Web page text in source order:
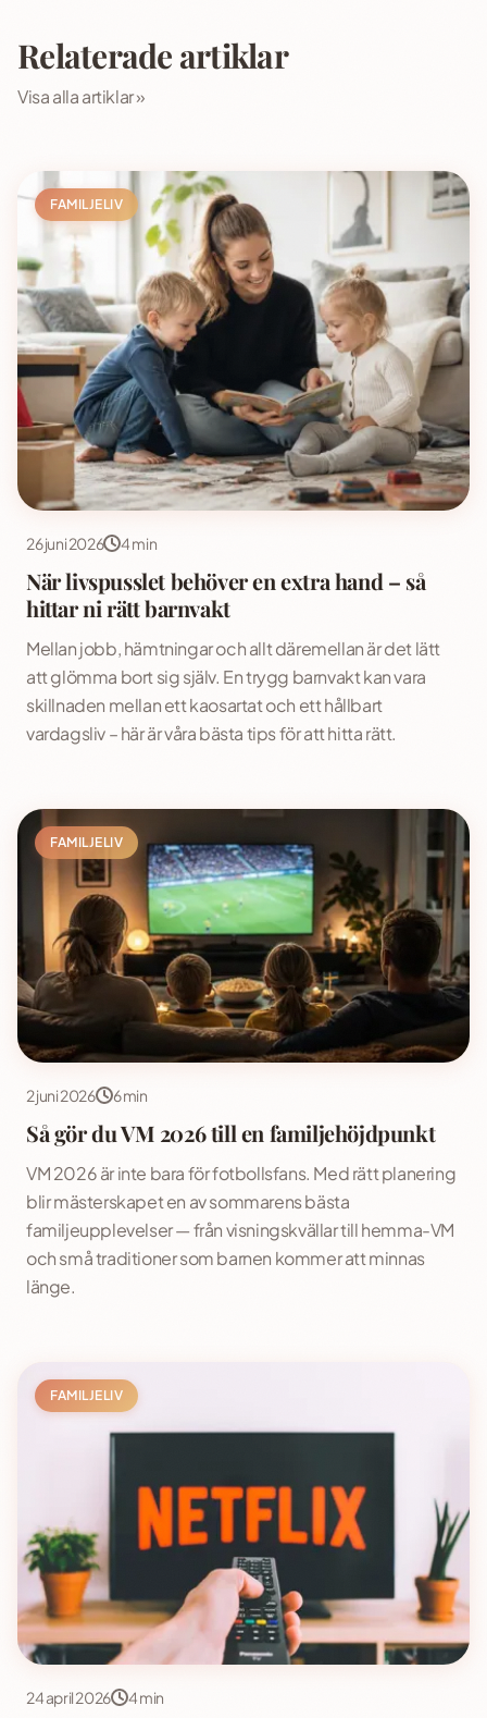
Relaterade artiklar
Visa alla artiklar »
FAMILJELIV
26 juni 2026 4 min
När livspusslet behöver en extra hand – så
hittar ni rätt barnvakt
Mellan jobb, hämtningar och allt däremellan är det lätt
att glömma bort sig själv. En trygg barnvakt kan vara
skillnaden mellan ett kaosartat och ett hållbart
vardagsliv – här är våra bästa tips för att hitta rätt.
FAMILJELIV
2 juni 2026 6 min
Så gör du VM 2026 till en familjehöjdpunkt
VM 2026 är inte bara för fotbollsfans. Med rätt planering
blir mästerskapet en av sommarens bästa
familjeupplevelser — från visningskvällar till hemma-VM
och små traditioner som barnen kommer att minnas
länge.
FAMILJELIV
24 april 2026 4 min